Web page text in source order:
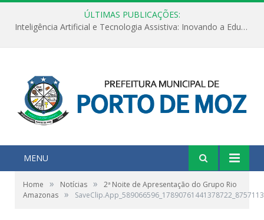
ÚLTIMAS PUBLICAÇÕES:
Inteligência Artificial e Tecnologia Assistiva: Inovando a Educação Especial e Inclusiva
MENU
Home » Notícias »
2ª Noite de Apresentação do Grupo Rio
Amazonas »